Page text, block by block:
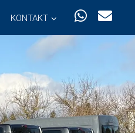
KONTAKT